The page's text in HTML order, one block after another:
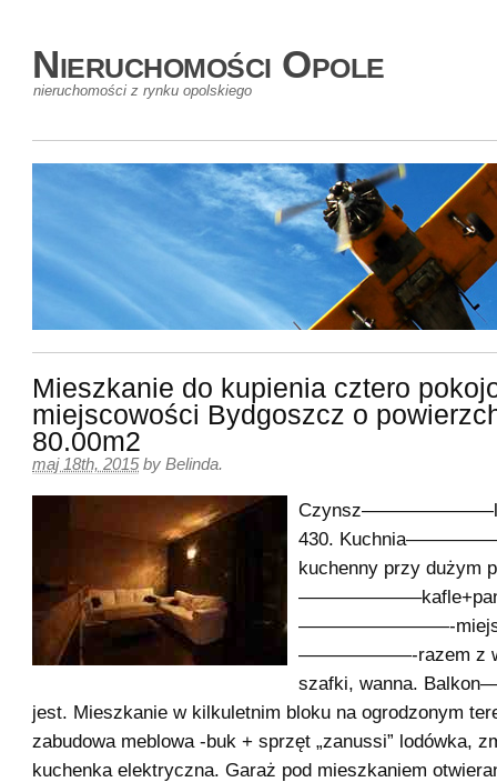
Nieruchomości Opole
nieruchomości z rynku opolskiego
Mieszkanie do kupienia cztero
miejscowości Bydgoszcz o
80.00m2
maj 18th, 2015 by Belinda.
430.
kuchenny przy dużym
————————-
——————-razem z
szafki, wanna.
jest. Mieszkanie w kilkuletnim bloku na ogrodzonym
zabudowa meblowa -buk + sprzęt „zanussi” lodówka,
kuchenka elektryczna. Garaż pod mieszkaniem